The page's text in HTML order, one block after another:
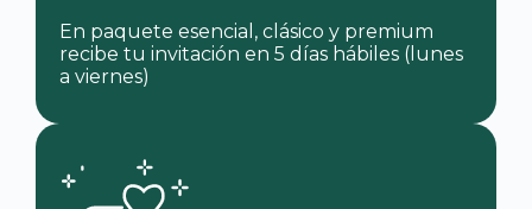
En paquete esencial, clásico y premium
recibe tu invitación en 5 días hábiles (lunes
a viernes)